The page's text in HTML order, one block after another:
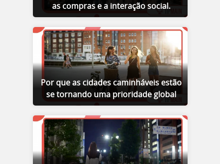
as compras e a interação social.
Por que as cidades caminháveis estão
se tornando uma prioridade global